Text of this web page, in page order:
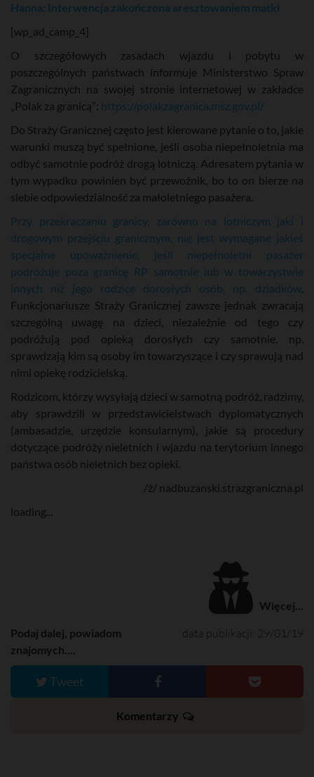
Hanna: Interwencja zakończona aresztowaniem matki
[wp_ad_camp_4]
O szczegółowych zasadach wjazdu i pobytu w
poszczególnych państwach informuje Ministerstwo Spraw
Zagranicznych na swojej stronie internetowej w zakładce
„Polak za granicą”: https://polakzagranica.msz.gov.pl/
Do Straży Granicznej często jest kierowane pytanie o to, jakie
warunki muszą być spełnione, jeśli osoba niepełnoletnia ma
odbyć samotnie podróż drogą lotniczą. Adresatem pytania w
tym wypadku powinien być przewoźnik, bo to on bierze na
siebie odpowiedzialność za małoletniego pasażera.
Przy przekraczaniu granicy, zarówno na lotniczym jaki i
drogowym przejściu granicznym, nie jest wymagane jakieś
specjalne upoważnienie, jeśli niepełnoletni pasażer
podróżuje poza granicę RP samotnie lub w towarzystwie
innych niż jego rodzice dorosłych osób, np. dziadków.
Funkcjonariusze Straży Granicznej zawsze jednak zwracają
szczególną uwagę na dzieci, niezależnie od tego czy
podróżują pod opieką dorosłych czy samotnie, np.
sprawdzają kim są osoby im towarzyszące i czy sprawują nad
nimi opiekę rodzicielską.
Rodzicom, którzy wysyłają dzieci w samotną podróż, radzimy,
aby sprawdzili w przedstawicielstwach dyplomatycznych
(ambasadzie, urzędzie konsularnym), jakie są procedury
dotyczące podróży nieletnich i wjazdu na terytorium innego
państwa osób nieletnich bez opieki.
/ź/ nadbuzanski.strazgraniczna.pl
loading...
Więcej...
data publikacji: 29/01/19
Podaj dalej, powiadom
znajomych....
Tweet
Komentarzy